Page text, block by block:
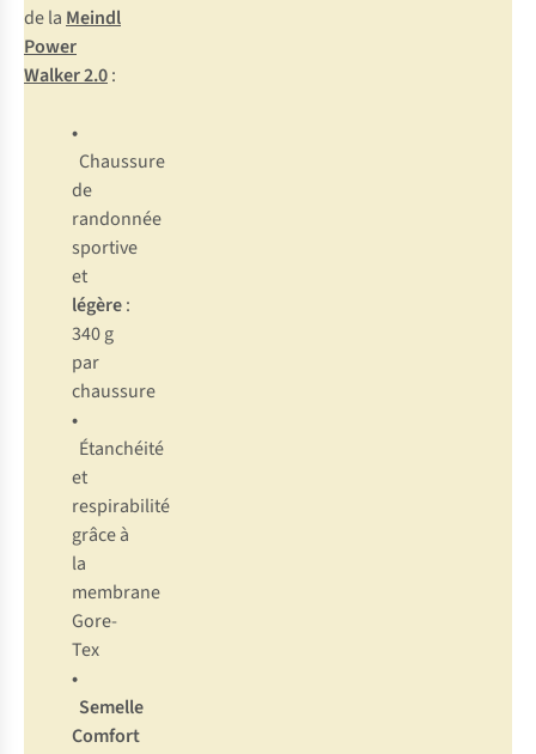
de la Meindl
Power
Walker 2.0:
•
Chaussure
de
randonnée
sportive
et
légère:
340 g
par
chaussure
•
Étanchéité
et
respirabilité
grâce à
la
membrane
Gore-
Tex
•
Semelle
Comfort